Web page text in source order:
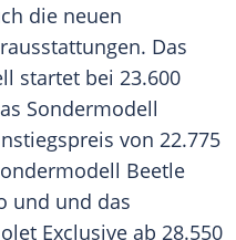
die neuen
Das
startet bei 23.600
Sondermodell
von 22.775
Beetle
und und das
Exclusive ab 28.550